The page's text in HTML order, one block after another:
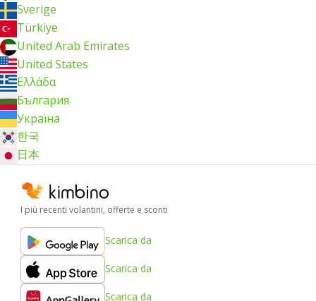
Sverige
Türkiye
United Arab Emirates
United States
Ελλάδα
България
Україна
한국
日本
I più recenti volantini, offerte e sconti
Scarica da
Scarica da
Scarica da